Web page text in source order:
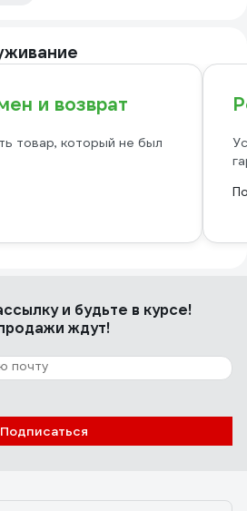
и возврат
товар, который не был
и будьте в курсе!
ждут!
Подписаться